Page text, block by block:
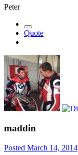
Peter
Quote
maddin
Posted March 14, 2014